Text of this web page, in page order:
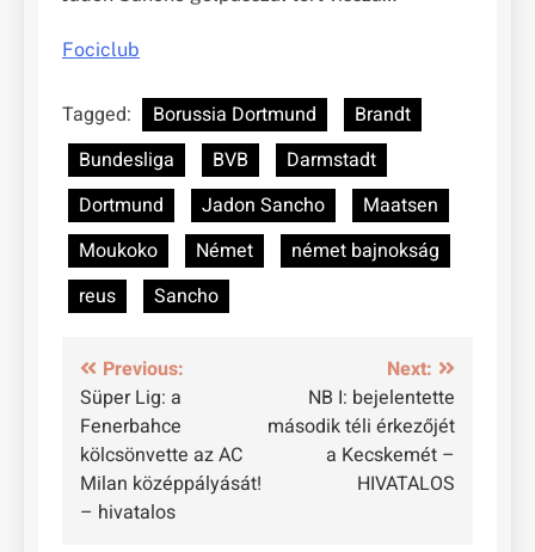
Fociclub
Tagged: Borussia Dortmund
Brandt
Bundesliga
BVB
Darmstadt
Dortmund
Jadon Sancho
Maatsen
Moukoko
Német
német bajnokság
reus
Sancho
Bejegyzés
navigáció
Previous:
Süper Lig: a
Fenerbahce
kölcsönvette az AC
Milan középpályását!
– hivatalos
Next:
NB I: bejelentette
második téli érkezőjét
a Kecskemét –
HIVATALOS